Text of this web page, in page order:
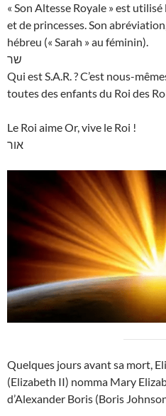
« Son Altesse Royale » est
et de princesses. Son
hébreu (« Sarah » au féminin).
שר
Qui est S.A.R. ? C’est nous-
toutes des enfants du Roi des
Le Roi aime Or, vive le Roi !
אור
Quelques jours avant sa mort,
(Elizabeth II) nomma Mary
d’Alexander Boris (Boris